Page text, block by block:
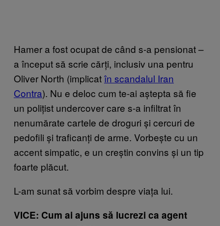
Hamer a fost ocupat de când s-a pensionat –
a început să scrie cărți, inclusiv una pentru
Oliver North (implicatîn scandalul Iran
Contra). Nu e deloc cum te-ai aștepta să fie
un polițist undercover care s-a infiltrat în
nenumărate cartele de droguri și cercuri de
pedofili și traficanți de arme. Vorbește cu un
accent simpatic, e un creștin convins și un tip
foarte plăcut.
L-am sunat să vorbim despre viața lui.
VICE: Cum ai ajuns să lucrezi ca agent